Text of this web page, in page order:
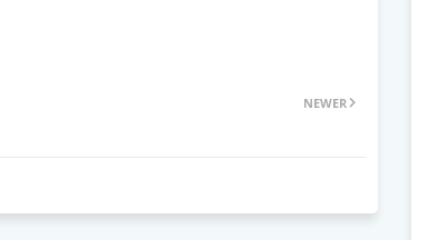
NEWER